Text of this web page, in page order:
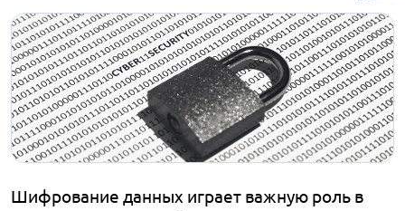
Шифрование данных играет важную роль в